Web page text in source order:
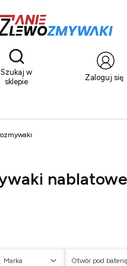
Otwórz wyszukiwarkę
Szukaj w
sklepie
Zaloguj się
nablatowe
Marka Otwór pod baterię